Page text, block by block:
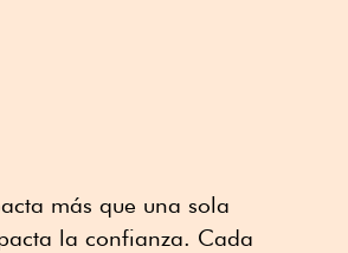
más que una sola
la confianza. Cada